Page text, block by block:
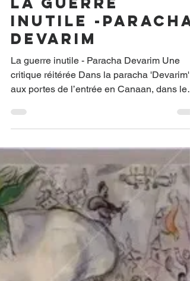
Yoav Lévy
17 juil.
La guerre
inutile -Paracha
Devarim
La guerre inutile - Paracha Devarim Une
critique réitérée Dans la paracha 'Devarim',
aux portes de l’entrée en Canaan, dans les
plaines de Moab, Moïse revient devant le
peuple sur les événements qui ont marqué
son parcours dans le désert : « Voici les
paroles que Moïse adressa à tout Israël, de
l’autre côté du Jourdain, dans le désert,
la Arava.» Après quarante années de